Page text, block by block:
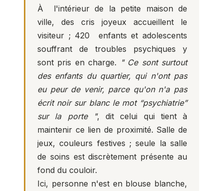
À l'intérieur de la petite maison de
ville, des cris joyeux accueillent le
visiteur ; 420 enfants et adolescents
souffrant de troubles psychiques y
sont pris en charge. " Ce sont surtout
des enfants du quartier, qui n'ont pas
eu peur de venir, parce qu'on n'a pas
écrit noir sur blanc le mot “psychiatrie”
sur la porte ", dit celui qui tient à
maintenir ce lien de proximité. Salle de
jeux, couleurs festives ; seule la salle
de soins est discrètement présente au
fond du couloir.
Ici, personne n'est en blouse blanche,